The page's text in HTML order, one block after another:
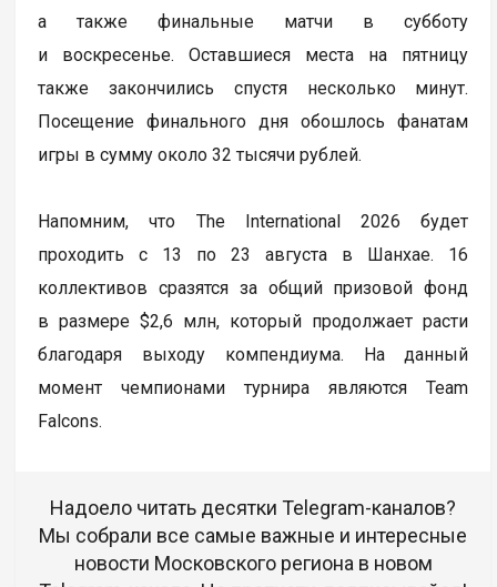
а также финальные матчи в субботу
и воскресенье. Оставшиеся места на пятницу
также закончились спустя несколько минут.
Посещение финального дня обошлось фанатам
игры в сумму около 32 тысячи рублей.
Напомним, что The International 2026 будет
проходить с 13 по 23 августа в Шанхае. 16
коллективов сразятся за общий призовой фонд
в размере $2,6 млн, который продолжает расти
благодаря выходу компендиума. На данный
момент чемпионами турнира являются Team
Falcons.
Надоело читать десятки Telegram-каналов?
Мы собрали все самые важные и интересные
новости Московского региона в новом